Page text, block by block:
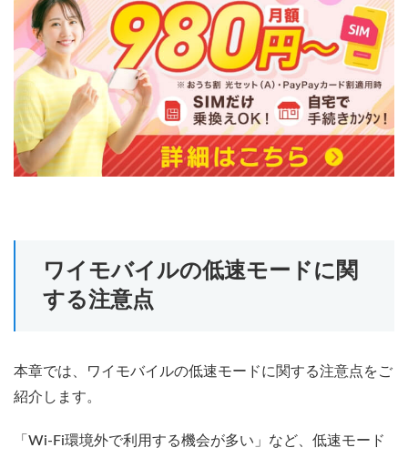
ワイモバイルの低速モードに関
する注意点
本章では、ワイモバイルの低速モードに関する注意点をご
紹介します。
「Wi-Fi環境外で利用する機会が多い」など、低速モード